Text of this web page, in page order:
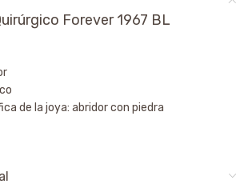
Forever 1967 BL
de la joya: abridor con piedra